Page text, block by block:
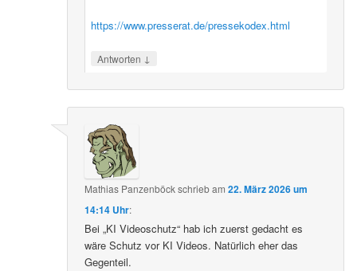
https://www.presserat.de/pressekodex.html
Antworten ↓
Mathias Panzenböckschriebam22. März 2026 um
14:14 Uhr:
Bei „KI Videoschutz“ hab ich zuerst gedacht es
wäre Schutz vor KI Videos. Natürlich eher das
Gegenteil.